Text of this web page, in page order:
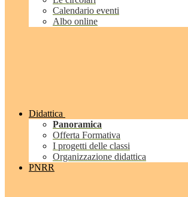
Calendario eventi
Albo online
Didattica
Panoramica
Offerta Formativa
I progetti delle classi
Organizzazione didattica
PNRR